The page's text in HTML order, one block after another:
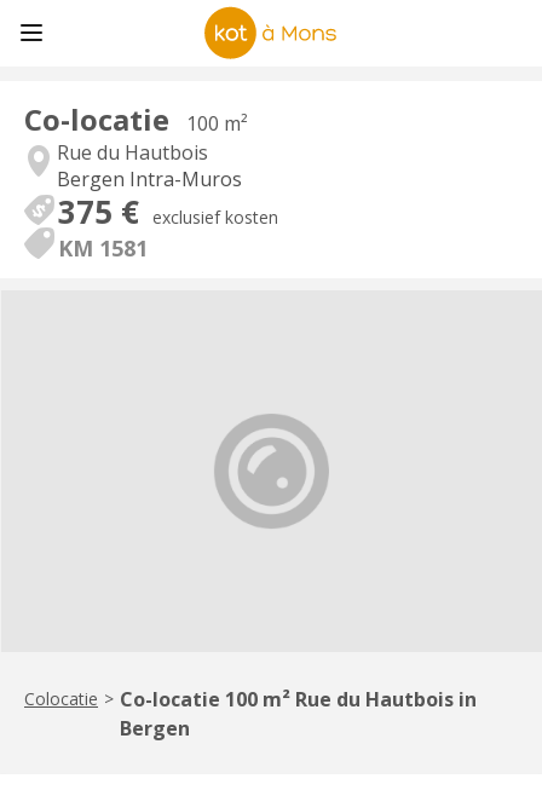
Co-locatie
100 m²
Rue du Hautbois
Bergen Intra-Muros
375 € exclusief kosten
KM 1581
Colocatie > Co-locatie 100 m² Rue du Hautbois in
Bergen